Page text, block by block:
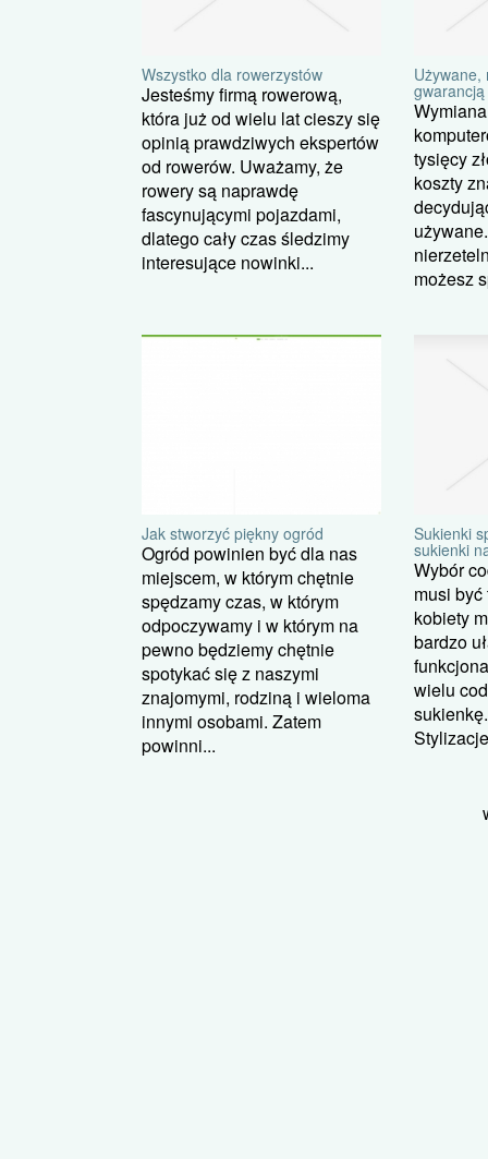
Wszystko dla rowerzystów
Jesteśmy firmą rowerową,
która już od wielu lat cieszy się
opinią prawdziwych ekspertów
od rowerów. Uważamy, że
rowery są naprawdę
fascynującymi pojazdami,
dlatego cały czas śledzimy
interesujące nowinki...
Używane,
gwarancją
tysięcy
koszty
możesz
Jak stworzyć piękny ogród
Ogród powinien być dla nas
miejscem, w którym chętnie
spędzamy czas, w którym
odpoczywamy i w którym na
pewno będziemy chętnie
spotykać się z naszymi
znajomymi, rodziną i wieloma
innymi osobami. Zatem
powinni...
Sukienki
sukienki
Wybór
musi
kobiety
bardzo
wielu